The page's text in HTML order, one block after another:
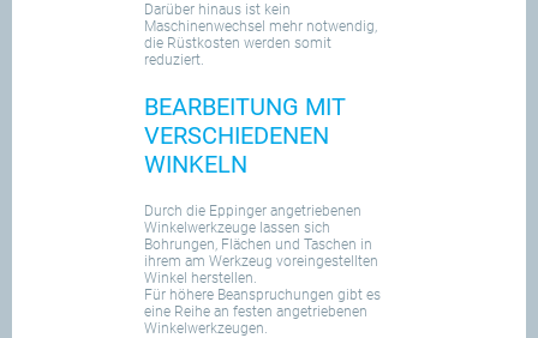
Darüber hinaus ist kein
Maschinenwechsel mehr notwendig,
die Rüstkosten werden somit
reduziert.
BEARBEITUNG MIT
VERSCHIEDENEN
WINKELN
Durch die Eppinger angetriebenen
Winkelwerkzeuge lassen sich
Bohrungen, Flächen und Taschen in
ihrem am Werkzeug voreingestellten
Winkel herstellen.
Für höhere Beanspruchungen gibt es
eine Reihe an festen angetriebenen
Winkelwerkzeugen.